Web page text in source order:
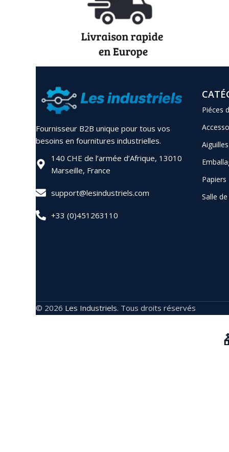
Fournisseur B2B unique pour tous vos
besoins en fournitures industrielles.
140 CHE de l’armée d’Afrique, 13010
Marseille, France
support@lesindustriels.com
+33 (0)451263110
Piéces
Aiguilles
Papiers
Salle
© 2026 Les Industriels. Tous droits réservés